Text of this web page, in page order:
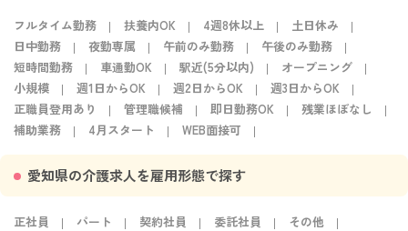
フルタイム勤務 扶養内OK 4週8休以上
土日休み
日中勤務
夜勤専属 午前のみ勤務
午後のみ勤務
短時間勤務
車通勤OK 駅近(5分以内)
オープニング
小規模
週1日からOK 週2日からOK
週3日からOK
正職員登用あり
管理職候補 即日勤務OK
残業ほぼなし
補助業務
4月スタート WEB面接可
愛知県の介護求人を雇用形態で探す
正社員 パート 契約社員 委託社員 その他